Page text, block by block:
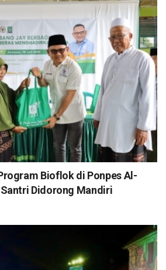
Bioflok di Ponpes Al-
Didorong Mandiri